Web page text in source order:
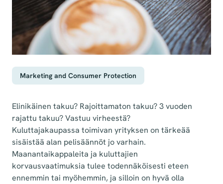
Marketing and Consumer Protection
Elinikäinen takuu? Rajoittamaton takuu? 3 vuoden
rajattu takuu? Vastuu virheestä?
Kuluttajakaupassa toimivan yrityksen on tärkeää
sisäistää alan pelisäännöt jo varhain.
Maanantaikappaleita ja kuluttajien
korvausvaatimuksia tulee todennäköisesti eteen
ennemmin tai myöhemmin, ja silloin on hyvä olla